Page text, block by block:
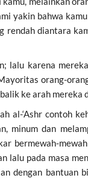
yakin bahwa
diantara
lalu karena
orang-
ke arah mereka
al-‘Ashr contoh
minum dan
bermewah-
lalu pada masa
dengan bantuan